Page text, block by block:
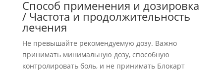
Способ применения и дозировка
/ Частота и продолжительность
лечения
Не превышайте рекомендуемую дозу. Важно
принимать минимальную дозу, способную
контролировать боль, и не принимать Блокарт